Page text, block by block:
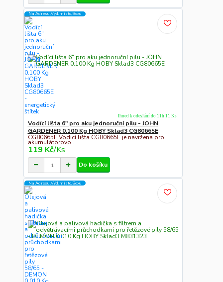
Na Adresu,Výd.místo,Boxu
Vodící lišta 6" pro aku jednoruční pilu - JOHN
GARDENER 0.100 Kg HOBY Sklad3 CG80665E
CG80665E Vodicí lišta CG80665E je navržena pro
akumulátorovo...
119 Kč/Ks
Ihned k odeslání do 11h 11 Ks
Do košíku
Na Adresu,Výd.místo,Boxu